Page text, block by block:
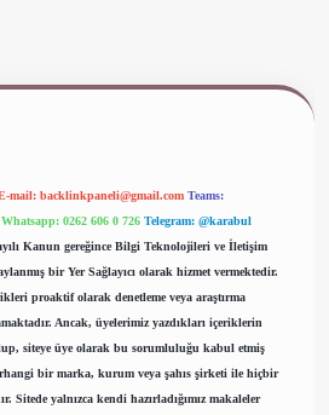
mail: backlinkpaneli@gmail.com Teams:
Whatsapp: 0262 606 0 726 Telegram: @karabul
Kanun gereğince Bilgi Teknolojileri ve İletişim
bir Yer Sağlayıcı olarak hizmet vermektedir.
proaktif olarak denetleme veya araştırma
Ancak, üyelerimiz yazdıkları içeriklerin
siteye üye olarak bu sorumluluğu kabul etmiş
bir marka, kurum veya şahıs şirketi ile hiçbir
Sitede yalnızca kendi hazırladığımız makaleler